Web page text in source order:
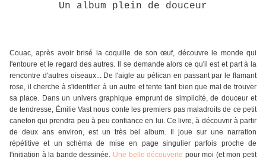
Un album plein de douceur
Couac, après avoir brisé la coquille de son œuf, découvre le monde qui
l'entoure et le regard des autres. Il se demande alors ce qu'il est et part à la
rencontre d'autres oiseaux... De l'aigle au pélican en passant par le flamant
rose, il cherche à s'identifier à un autre et tente tant bien que mal de trouver
sa place. Dans un univers graphique emprunt de simplicité, de douceur et
de tendresse, Émilie Vast nous conte les premiers pas maladroits de ce petit
caneton qui prendra peu à peu confiance en lui. Ce livre, à découvrir à partir
de deux ans environ, est un très bel album. Il joue sur une narration
répétitive et un schéma de mise en page singulier parfois proche de
l'initiation à la bande dessinée. Une belle découverte pour moi (et mon petit